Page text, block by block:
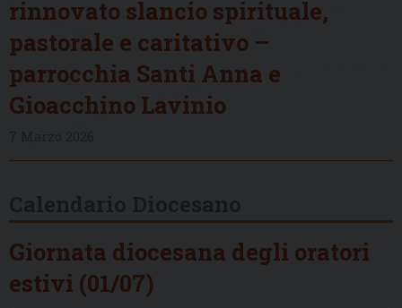
rinnovato slancio spirituale,
pastorale e caritativo –
parrocchia Santi Anna e
Gioacchino Lavinio
Giornata diocesana degli oratori
estivi (01/07)